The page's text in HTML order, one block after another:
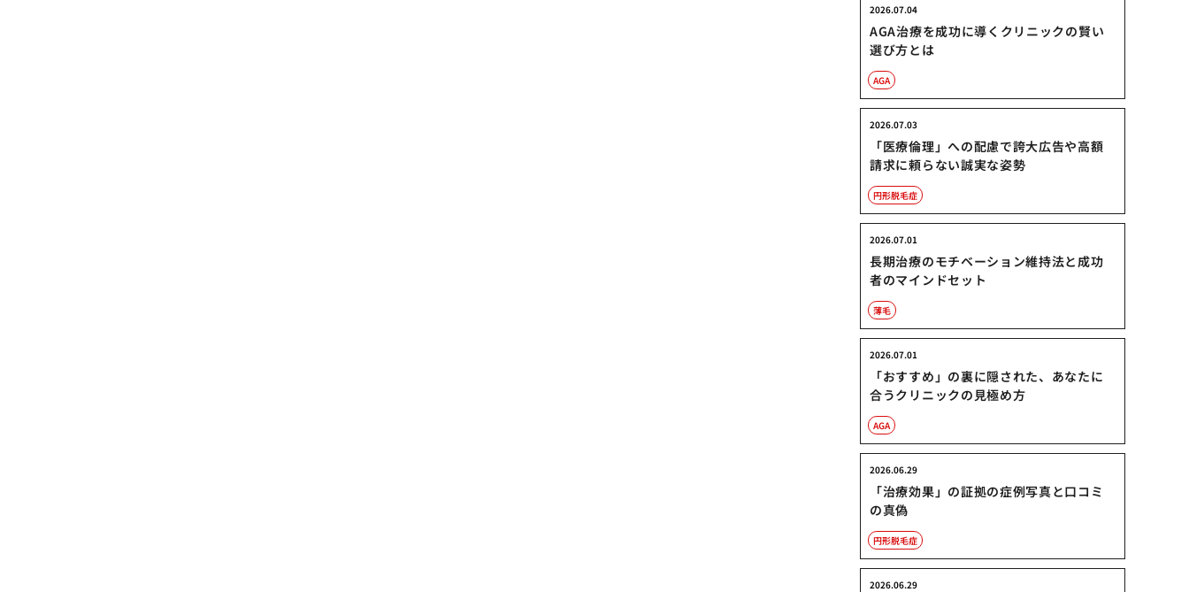
AGA治療を成功に導くクリニックの賢い
選び方とは
2026.07.04
AGA
「医療倫理」への配慮で誇大広告や高額
請求に頼らない誠実な姿勢
2026.07.03
円形脱毛症
長期治療のモチベーション維持法と成功
者のマインドセット
2026.07.01
薄毛
「おすすめ」の裏に隠された、あなたに
合うクリニックの見極め方
2026.07.01
AGA
「治療効果」の証拠の症例写真と口コミ
の真偽
2026.06.29
円形脱毛症
2026.06.29